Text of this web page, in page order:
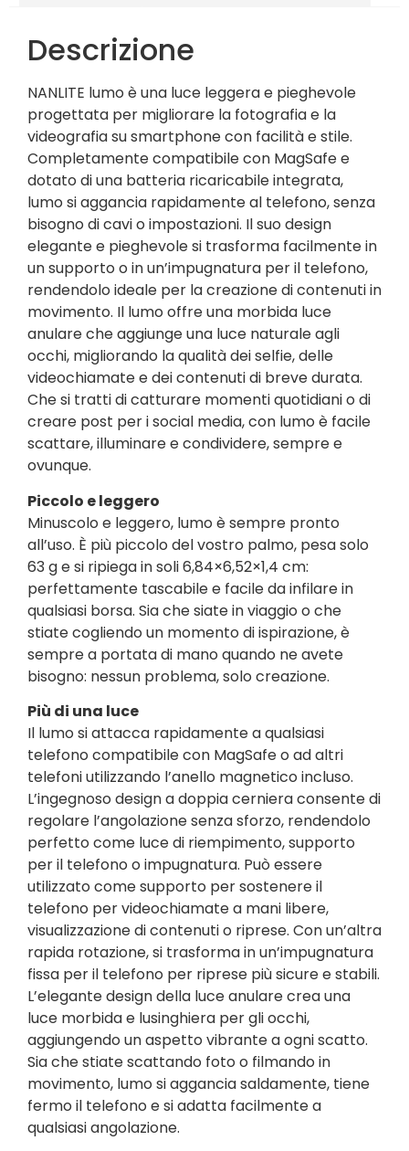
Descrizione
NANLITE lumo è una luce leggera e pieghevole
progettata per migliorare la fotografia e la
videografia su smartphone con facilità e stile.
Completamente compatibile con MagSafe e
dotato di una batteria ricaricabile integrata,
lumo si aggancia rapidamente al telefono, senza
bisogno di cavi o impostazioni. Il suo design
elegante e pieghevole si trasforma facilmente in
un supporto o in un’impugnatura per il telefono,
rendendolo ideale per la creazione di contenuti in
movimento. Il lumo offre una morbida luce
anulare che aggiunge una luce naturale agli
occhi, migliorando la qualità dei selfie, delle
videochiamate e dei contenuti di breve durata.
Che si tratti di catturare momenti quotidiani o di
creare post per i social media, con lumo è facile
scattare, illuminare e condividere, sempre e
ovunque.
Piccolo e leggero
Minuscolo e leggero, lumo è sempre pronto
all’uso. È più piccolo del vostro palmo, pesa solo
63 g e si ripiega in soli 6,84×6,52×1,4 cm:
perfettamente tascabile e facile da infilare in
qualsiasi borsa. Sia che siate in viaggio o che
stiate cogliendo un momento di ispirazione, è
sempre a portata di mano quando ne avete
bisogno: nessun problema, solo creazione.
Più di una luce
Il lumo si attacca rapidamente a qualsiasi
telefono compatibile con MagSafe o ad altri
telefoni utilizzando l’anello magnetico incluso.
L’ingegnoso design a doppia cerniera consente di
regolare l’angolazione senza sforzo, rendendolo
perfetto come luce di riempimento, supporto
per il telefono o impugnatura. Può essere
utilizzato come supporto per sostenere il
telefono per videochiamate a mani libere,
visualizzazione di contenuti o riprese. Con un’altra
rapida rotazione, si trasforma in un’impugnatura
fissa per il telefono per riprese più sicure e stabili.
L’elegante design della luce anulare crea una
luce morbida e lusinghiera per gli occhi,
aggiungendo un aspetto vibrante a ogni scatto.
Sia che stiate scattando foto o filmando in
movimento, lumo si aggancia saldamente, tiene
fermo il telefono e si adatta facilmente a
qualsiasi angolazione.